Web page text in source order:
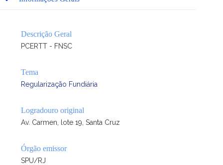
Descrição Geral
PCERTT - FNSC
Tema
Regularização Fundiária
Logradouro original
Av. Carmen, lote 19, Santa Cruz
Órgão emissor
SPU/RJ